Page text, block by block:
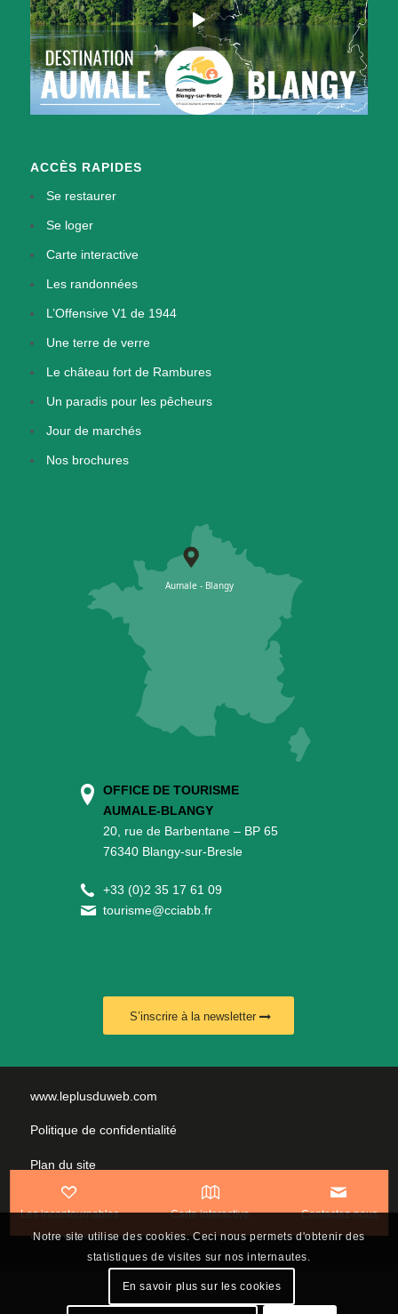
Les incontournables Carte interactive Contactez-nous
ACCÈS RAPIDES
Se restaurer
Se loger
Carte interactive
Les randonnées
L’Offensive V1 de 1944
Une terre de verre
Le château fort de Rambures
Un paradis pour les pêcheurs
Jour de marchés
Nos brochures
OFFICE DE TOURISME
AUMALE-BLANGY
20, rue de Barbentane – BP 65
76340 Blangy-sur-Bresle
+33 (0)2 35 17 61 09
tourisme@cciabb.fr
S’inscrire à la newsletter
www.leplusduweb.com
Politique de confidentialité
Plan du site
Mentions légales
Nous contacter
Notre site utilise des cookies. Ceci nous permets d'obtenir des
statistiques de visites sur nos internautes.
En savoir plus sur les cookies